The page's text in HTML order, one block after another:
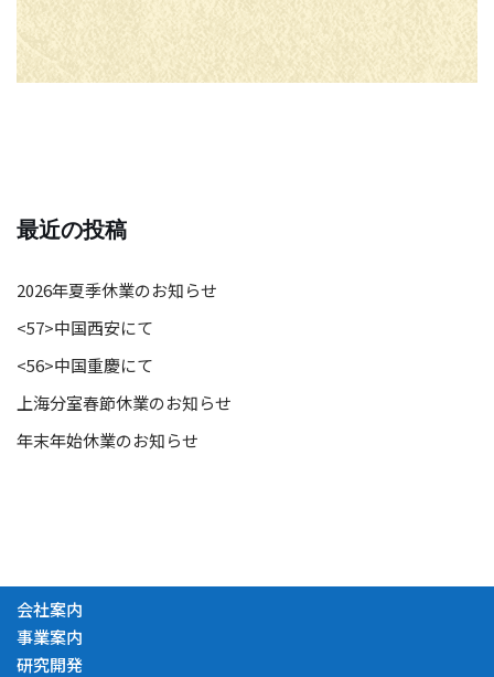
最近の投稿
2026年夏季休業のお知らせ
<57>中国西安にて
<56>中国重慶にて
上海分室春節休業のお知らせ
年末年始休業のお知らせ
会社案内
事業案内
研究開発